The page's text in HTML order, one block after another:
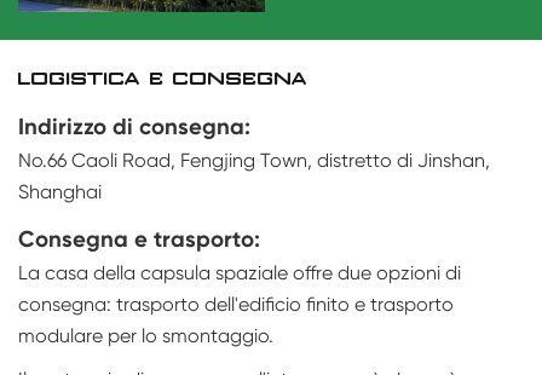
LOGISTICA E CONSEGNA
Indirizzo di consegna:
No.66 Caoli Road, Fengjing Town, distretto di Jinshan,
Shanghai
Consegna e trasporto:
La casa della capsula spaziale offre due opzioni di
consegna: trasporto dell'edificio finito e trasporto
modulare per lo smontaggio.